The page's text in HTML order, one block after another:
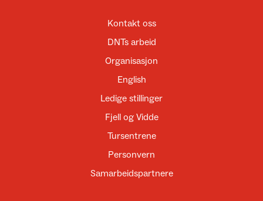
Kontakt oss
DNTs arbeid
Organisasjon
English
Ledige stillinger
Fjell og Vidde
Tursentrene
Personvern
Samarbeidspartnere